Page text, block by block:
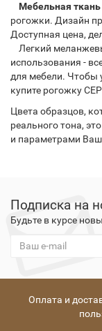
Мебельная
рогожки. Дизайн
Доступная цена,
Легкий
использования -
для мебели. Чтобы
купите рогожку
Цвета образцов,
реального тона,
и параметрами
Подписка на
Будьте в курсе
Оплата и